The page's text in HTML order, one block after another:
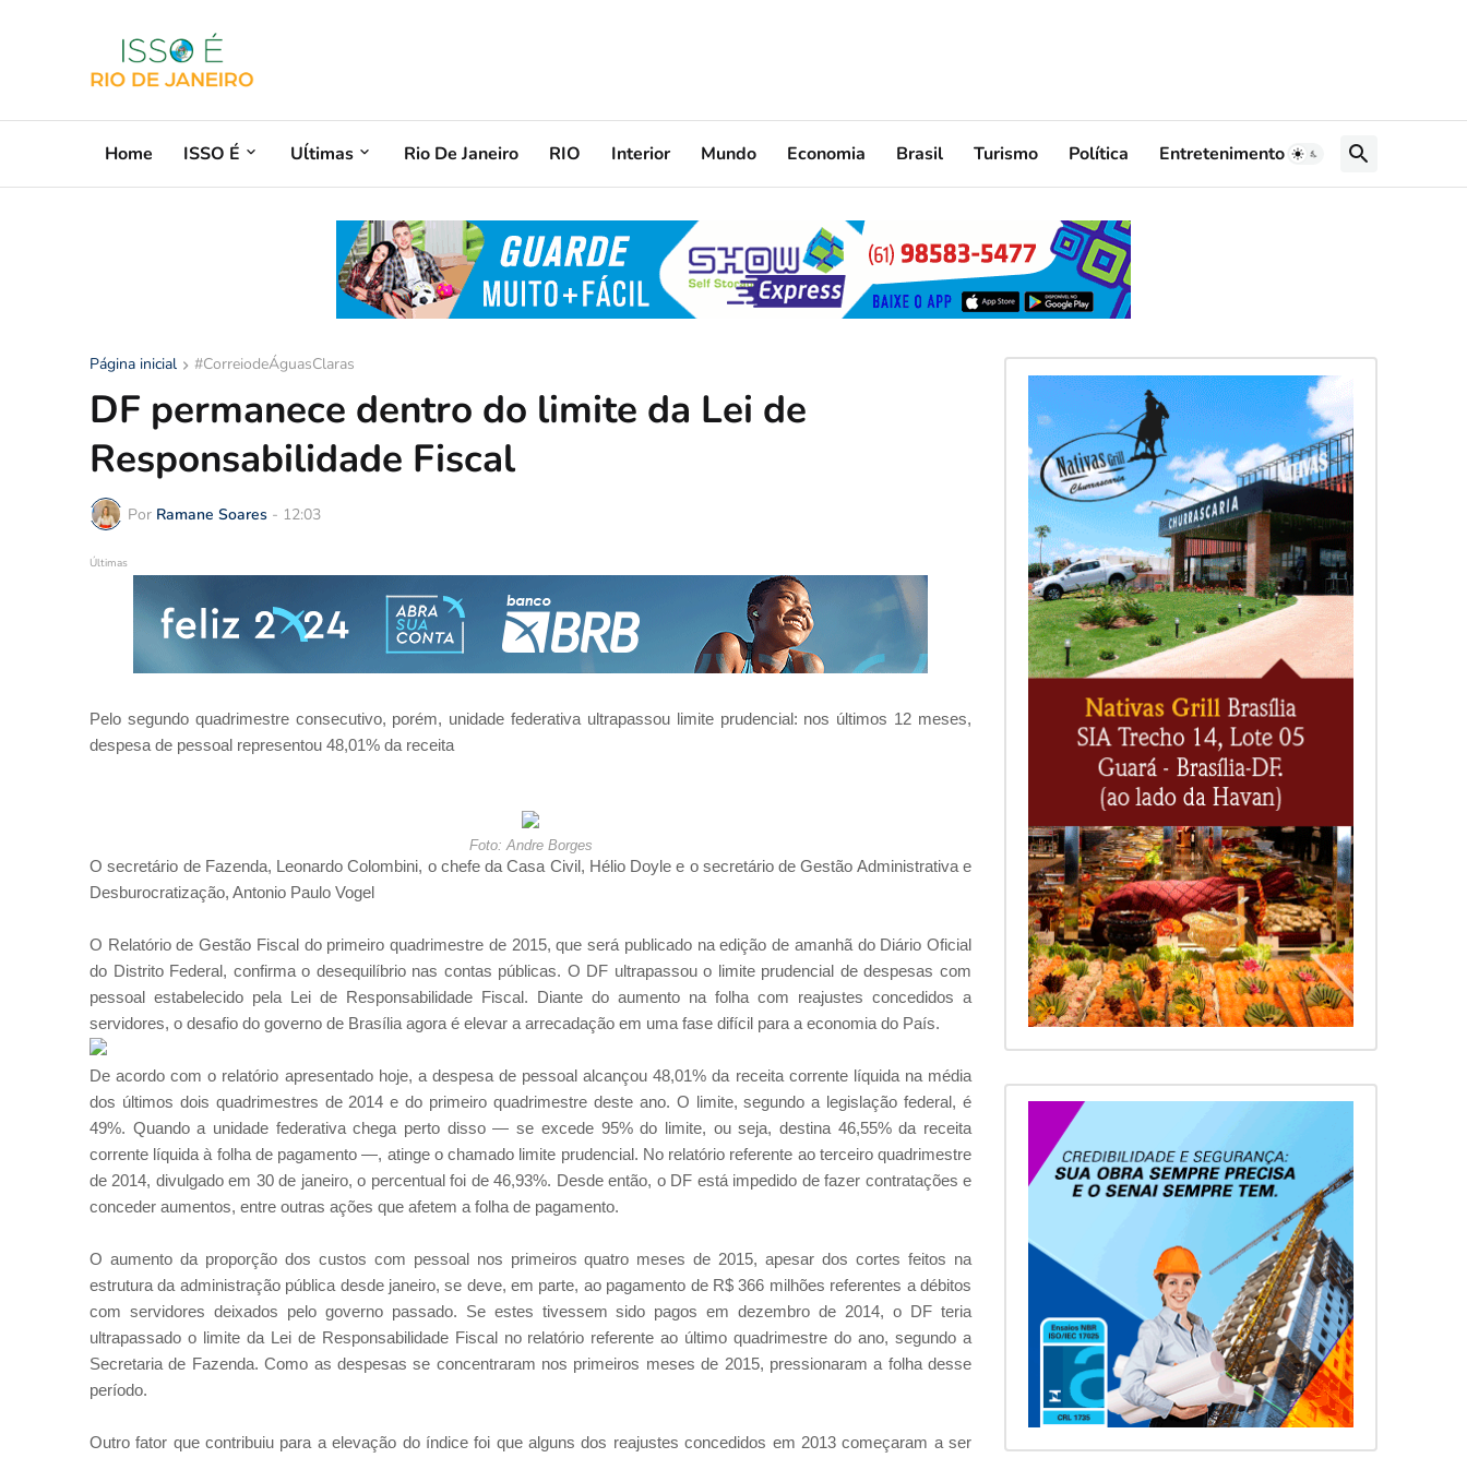
Home ISSO É Uĺtimas Rio De Janeiro RIO Interior Mundo Economia Brasil Turismo Política Entretenimento
Página inicial #CorreiodeÁguasClaras
DF permanece dentro do limite da Lei de
Responsabilidade Fiscal
Por Ramane Soares - 12:03
Últimas
Pelo segundo quadrimestre consecutivo, porém, unidade federativa ultrapassou limite prudencial: nos últimos 12 meses,
despesa de pessoal representou 48,01% da receita
Foto: Andre Borges
O secretário de Fazenda, Leonardo Colombini, o chefe da Casa Civil, Hélio Doyle e o secretário de Gestão Administrativa e
Desburocratização, Antonio Paulo Vogel
O Relatório de Gestão Fiscal do primeiro quadrimestre de 2015, que será publicado na edição de amanhã do Diário Oficial
do Distrito Federal, confirma o desequilíbrio nas contas públicas. O DF ultrapassou o limite prudencial de despesas com
pessoal estabelecido pela Lei de Responsabilidade Fiscal. Diante do aumento na folha com reajustes concedidos a
servidores, o desafio do governo de Brasília agora é elevar a arrecadação em uma fase difícil para a economia do País.
De acordo com o relatório apresentado hoje, a despesa de pessoal alcançou 48,01% da receita corrente líquida na média
dos últimos dois quadrimestres de 2014 e do primeiro quadrimestre deste ano. O limite, segundo a legislação federal, é
49%. Quando a unidade federativa chega perto disso — se excede 95% do limite, ou seja, destina 46,55% da receita
corrente líquida à folha de pagamento —, atinge o chamado limite prudencial. No relatório referente ao terceiro quadrimestre
de 2014, divulgado em 30 de janeiro, o percentual foi de 46,93%. Desde então, o DF está impedido de fazer contratações e
conceder aumentos, entre outras ações que afetem a folha de pagamento.
O aumento da proporção dos custos com pessoal nos primeiros quatro meses de 2015, apesar dos cortes feitos na
estrutura da administração pública desde janeiro, se deve, em parte, ao pagamento de R$ 366 milhões referentes a débitos
com servidores deixados pelo governo passado. Se estes tivessem sido pagos em dezembro de 2014, o DF teria
ultrapassado o limite da Lei de Responsabilidade Fiscal no relatório referente ao último quadrimestre do ano, segundo a
Secretaria de Fazenda. Como as despesas se concentraram nos primeiros meses de 2015, pressionaram a folha desse
período.
Outro fator que contribuiu para a elevação do índice foi que alguns dos reajustes concedidos em 2013 começaram a ser